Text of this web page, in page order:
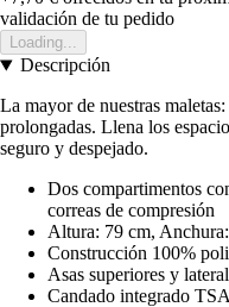
validación de tu pedido
Loading...
Descripción
La mayor de nuestras
prolongadas. Llena los
seguro y despejado.
Dos compartimentos
correas de compresión
Altura: 79 cm,
Construcción 100%
Asas superiores y
Candado integrado